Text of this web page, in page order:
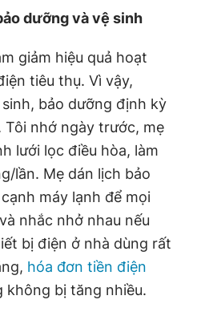
dưỡng và vệ sinh
giảm hiệu quả hoạt
tiêu thụ. Vì vậy,
bảo dưỡng định kỳ
nhớ ngày trước, mẹ
lưới lọc điều hòa, làm
lần. Mẹ dán lịch bảo
máy lạnh để mọi
nhắc nhở nhau nếu
bị điện ở nhà dùng rất
hóa đơn tiền điện
không bị tăng nhiều.